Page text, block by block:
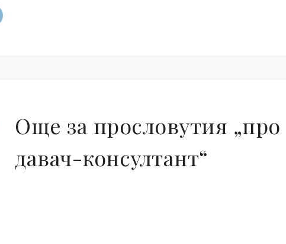
Още за прословутия „про
давач-консултант“